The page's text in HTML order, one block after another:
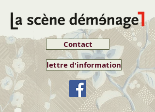
Contact
lettre d'information